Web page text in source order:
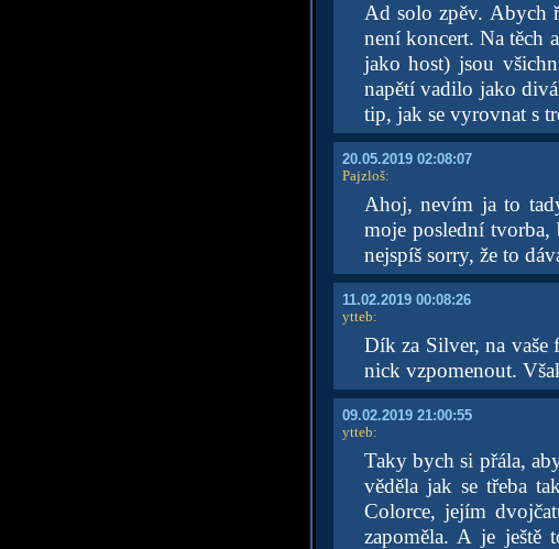
Ad solo zpěv. Abych
není koncert. Na těch
jako host) jsou
napětí vadilo jako
tip, jak se vyrovnat s
20.05.2019 02:08:07
Pajzloš:
Ahoj, nevím ja to
moje poslední
nejspíš sorry, že to
11.02.2019 00:08:26
ytteb:
Dík za Silver, na vaše
nick vzpomenout.
09.02.2019 21:00:55
ytteb:
Taky bych si přála,
věděla jak se třeba
Colorce, jejím
zapoměla. A je